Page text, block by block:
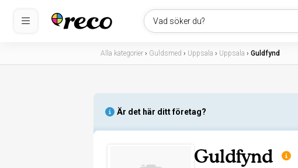
Vad söker du?
Alla kategorier › Guldsmed › Uppsala › Uppsala › Guldfynd
Är det här ditt företag?
Guldfynd